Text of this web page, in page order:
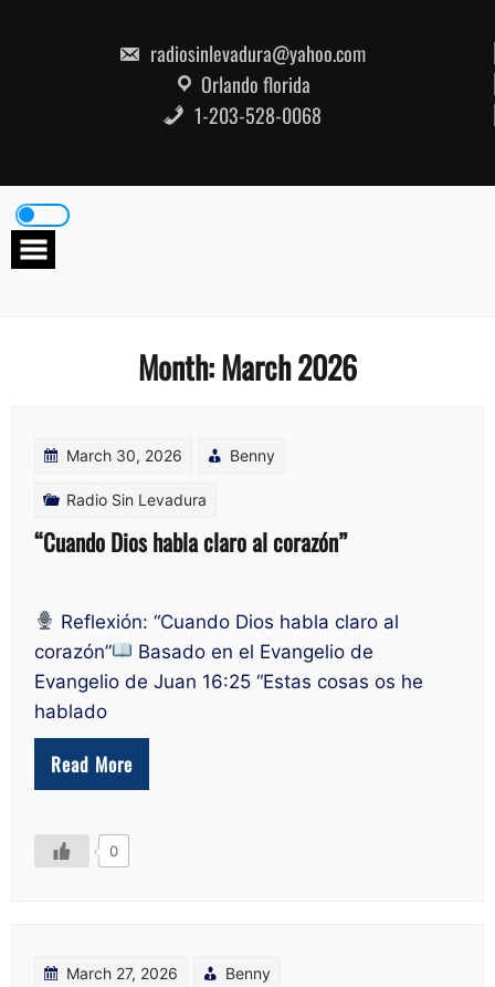
radiosinlevadura@yahoo.com
Orlando florida
1-203-528-0068
Month:March 2026
March 30, 2026 Benny
Radio Sin Levadura
“Cuando Dios habla claro al corazón”
Reflexión: “Cuando Dios habla claro al
corazón”
Basado en el Evangelio de
Evangelio de Juan 16:25 “Estas cosas os he
hablado
Read More
0
March 27, 2026 Benny